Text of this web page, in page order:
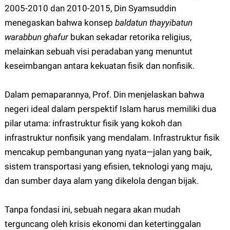
2005-2010 dan 2010-2015, Din Syamsuddin
menegaskan bahwa konsep baldatun thayyibatun
warabbun ghafur bukan sekadar retorika religius,
melainkan sebuah visi peradaban yang menuntut
keseimbangan antara kekuatan fisik dan nonfisik.
Dalam pemaparannya, Prof. Din menjelaskan bahwa
negeri ideal dalam perspektif Islam harus memiliki dua
pilar utama: infrastruktur fisik yang kokoh dan
infrastruktur nonfisik yang mendalam. Infrastruktur fisik
mencakup pembangunan yang nyata—jalan yang baik,
sistem transportasi yang efisien, teknologi yang maju,
dan sumber daya alam yang dikelola dengan bijak.
Tanpa fondasi ini, sebuah negara akan mudah
terguncang oleh krisis ekonomi dan ketertinggalan